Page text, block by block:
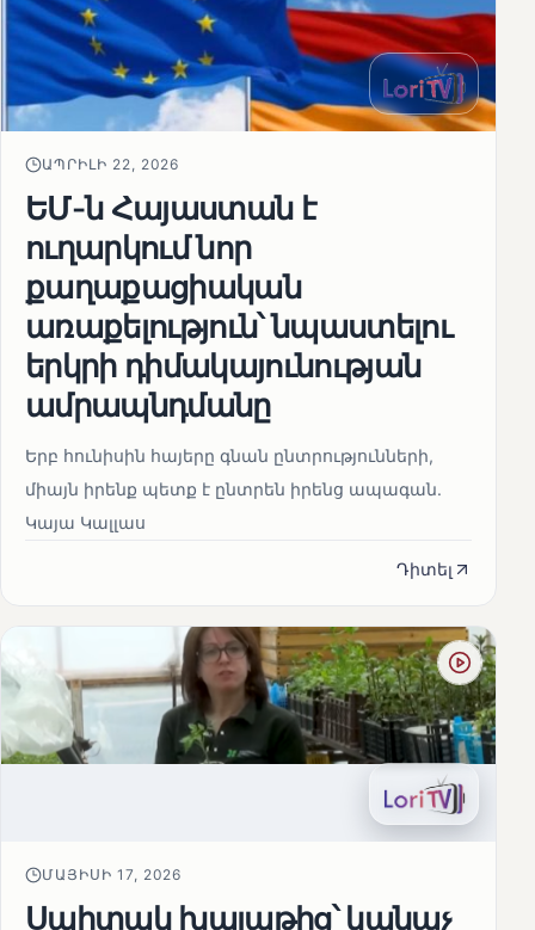
ԱՊՐԻԼԻ 22, 2026
ԵՄ-ն Հայաստան է
ուղարկում նոր
քաղաքացիական
առաքելություն՝ նպաստելու
երկրի դիմակայունության
ամրապնդմանը
Երբ հունիսին հայերը գնան ընտրությունների,
միայն իրենք պետք է ընտրեն իրենց ապագան.
Կայա Կալլաս
Դիտել
ՄԱՅԻՍԻ 17, 2026
Սպիտակ խալաթից՝ կանաչ